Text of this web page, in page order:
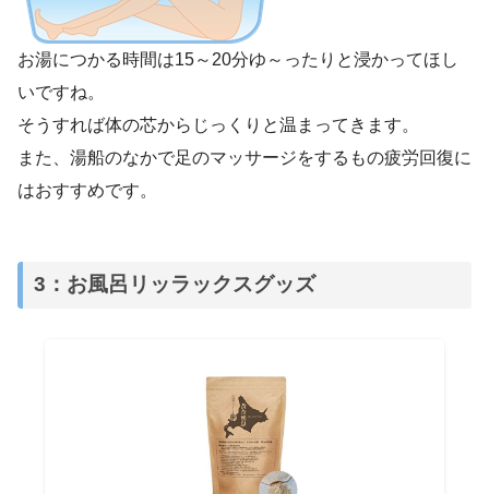
お湯につかる時間は15～20分ゆ～ったりと浸かってほし
いですね。
そうすれば体の芯からじっくりと温まってきます。
また、湯船のなかで足のマッサージをするもの疲労回復に
はおすすめです。
3：お風呂リッラックスグッズ